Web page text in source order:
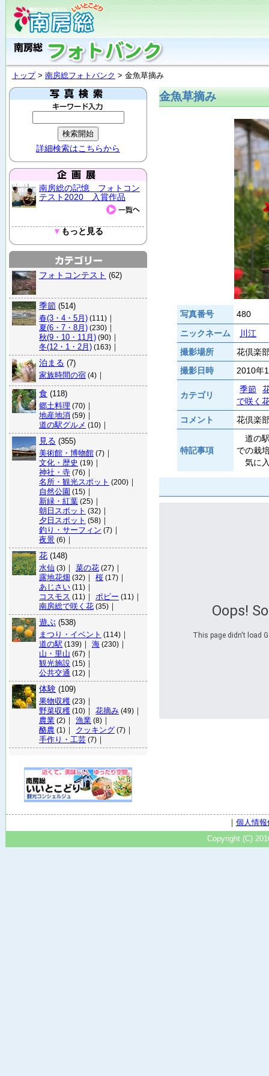
トップ> 南房総フォトバンク > 金魚草摘み
詳細検索はこちらから
南房総の記憶 フォトコン
テスト2020 入賞作品
▼ もっと見る
フォトコンテスト (62)
季節 (514)
春(3・4・5月) (111) ｜
夏(6・7・8月) (230) ｜
秋(9・10・11月) (90) ｜
冬(12・1・2月) (163) ｜
泊まる (7)
家族時間の宿 (4) ｜
食 (118)
郷土料理 (70) ｜
地産地消 (59) ｜
道の駅グルメ (10) ｜
見る (355)
美術館・博物館 (7) ｜
文化・歴史 (19) ｜
神社・寺 (76) ｜
名所・観光スポット (200) ｜
自然公園 (15) ｜
新緑・紅葉 (25) ｜
朝日スポット (32) ｜
夕日スポット (58) ｜
釣り・サーフィン (7) ｜
夜景 (6) ｜
花 (148)
水仙 (3) ｜ 菜の花 (27) ｜
露地花畑 (32) ｜ 桜 (17) ｜
あじさい (11) ｜
コスモス (11) ｜ ポピー (11) ｜
南房総で咲く花 (35) ｜
遊ぶ (538)
まつり・イベント (114) ｜
道の駅 (139) ｜ 海 (230) ｜
山・里山 (67) ｜
観光施設 (15) ｜
公共交通 (12) ｜
体験 (109)
果物収穫 (23) ｜
野菜収穫 (10) ｜ 花摘み (49) ｜
農業 (2) ｜ 漁業 (8) ｜
酪農 (1) ｜ クッキング (7) ｜
手作り・工芸 (7) ｜
金魚草摘み
写真番号
480
ニックネーム
川江
撮影場所
花倶楽
撮影日時
2010年
カテゴリ
季節
で咲く
コメント
花倶楽
特記事項
道の
での栽
気に入
Oops!
This page didn't load
｜ 個人情
Copyright (C)